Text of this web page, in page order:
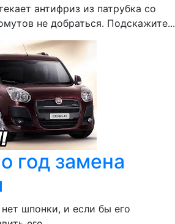
антифриз из патрубка со
не добраться. Подскажите...
год замена
шпонки, и если бы его